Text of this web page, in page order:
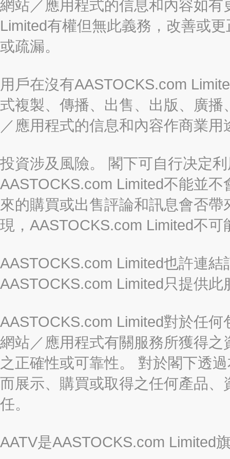
網站／應用程式的信息和內容如
Limited有權但無此義務，改善或
或疏漏。
用戶在沒有AASTOCKS.com
式複製、傳播、出售、出版、廣
／應用程式的信息和內容作商業用
投資涉及風險。 閣下可自行决定
AASTOCKS.com Limited不能並
來的購買或出售評論和訊息會否
現，AASTOCKS.com Limited不
AASTOCKS.com Limited也許連
AASTOCKS.com Limited只提供
AASTOCKS.com Limited對於任
網站／應用程式有關服務所獲得
之正確性或可靠性。 對於閣下透
而展示、購買或取得之任何產品
任。
AATV是AASTOCKS.com Limited